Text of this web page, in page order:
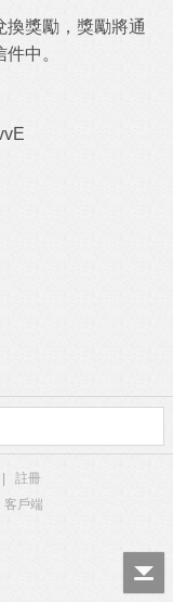
換獎勵，獎勵將通
中。
註冊
客戶端